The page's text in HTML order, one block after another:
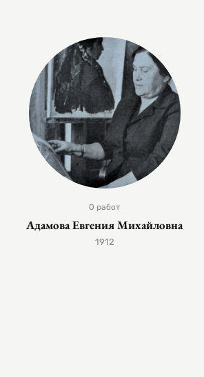
0 работ
Адамова Евгения Михайловна
1912